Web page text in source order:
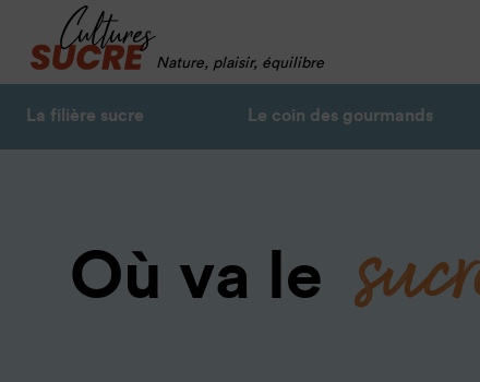
Nature, plaisir, équilibre
La filière sucre Le coin des gourmands
Où va le